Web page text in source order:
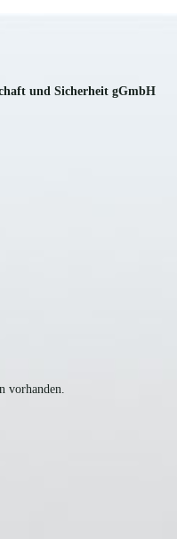
und Sicherheit gGmbH
vorhanden.